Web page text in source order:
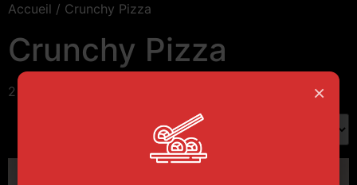
Accueil / Crunchy Pizza
Crunchy Pizza
2 résultats affichés ×